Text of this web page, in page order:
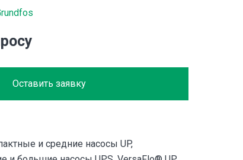
Оставить заявку
и средние насосы UP,